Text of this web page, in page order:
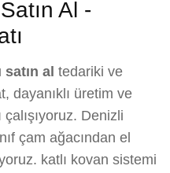
Al -
satın al tedariki ve
dayanıklı üretim ve
Denizli
çam ağacından el
katlı kovan sistemi